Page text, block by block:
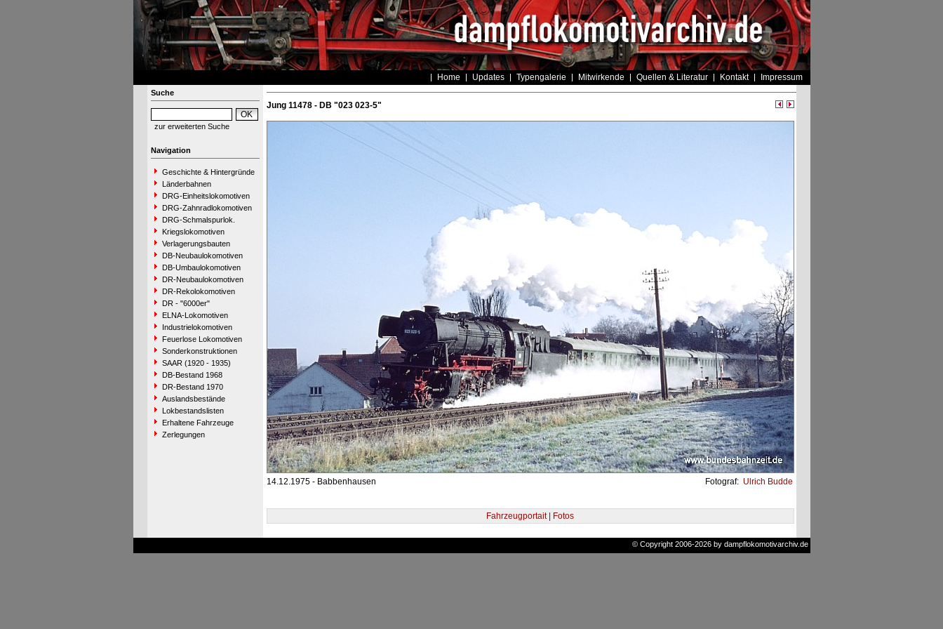
Home Updates Typengalerie Mitwirkende Quellen & Literatur Kontakt Impressum
Suche
zur erweiterten Suche
Navigation
Geschichte & Hintergründe
Länderbahnen
DRG-Einheitslokomotiven
DRG-Zahnradlokomotiven
DRG-Schmalspurlok.
Kriegslokomotiven
Verlagerungsbauten
DB-Neubaulokomotiven
DB-Umbaulokomotiven
DR-Neubaulokomotiven
DR-Rekolokomotiven
DR - "6000er"
ELNA-Lokomotiven
Industrielokomotiven
Feuerlose Lokomotiven
Sonderkonstruktionen
SAAR (1920 - 1935)
DB-Bestand 1968
DR-Bestand 1970
Auslandsbestände
Lokbestandslisten
Erhaltene Fahrzeuge
Zerlegungen
Jung 11478 - DB "023 023-5"
14.12.1975 - Babbenhausen Fotograf: Ulrich Budde
Fahrzeugportait | Fotos
© Copyright 2006-2026 by dampflokomotivarchiv.de